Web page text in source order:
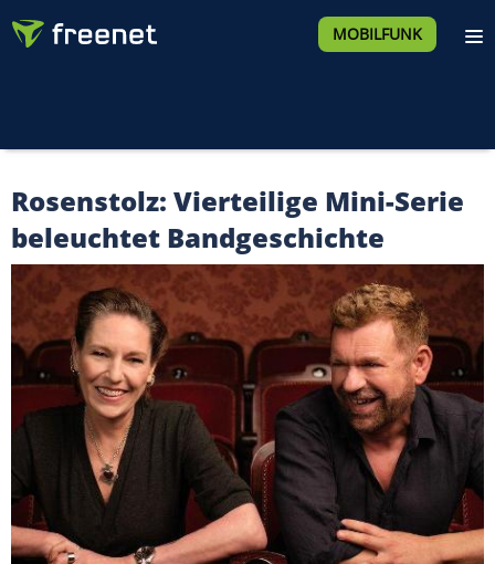
MOBILFUNK
Rosenstolz: Vierteilige Mini-Serie
beleuchtet Bandgeschichte